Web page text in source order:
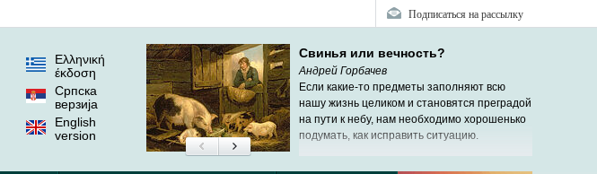
Подписаться на рассылку
Ελληνική
έκδοση
Српска
верзиjа
English
version
Свинья или вечность?
Андрей Горбачев
Если какие-то предметы заполняют всю
нашу жизнь целиком и становятся преградой
на пути к небу, нам необходимо хорошенько
подумать, как исправить ситуацию.